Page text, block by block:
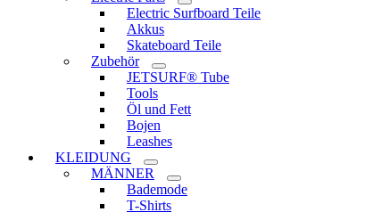
Electric Surfboard Teile
Akkus
Skateboard Teile
Zubehör
JETSURF® Tube
Tools
Öl und Fett
Bojen
Leashes
KLEIDUNG
MÄNNER
Bademode
T-Shirts